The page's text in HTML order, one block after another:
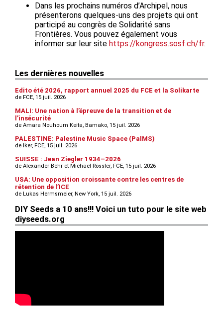
Dans les prochains numéros d’Archipel, nous
présenterons quelques-uns des projets qui ont
participé au congrès de Solidarité sans
Frontières. Vous pouvez également vous
informer sur leur site https://kongress.sosf.ch/fr.